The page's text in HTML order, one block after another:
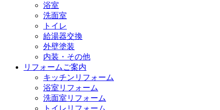
浴室
洗面室
トイレ
給湯器交換
外壁塗装
内装・その他
リフォームご案内
キッチンリフォーム
浴室リフォーム
洗面室リフォーム
トイレリフォーム